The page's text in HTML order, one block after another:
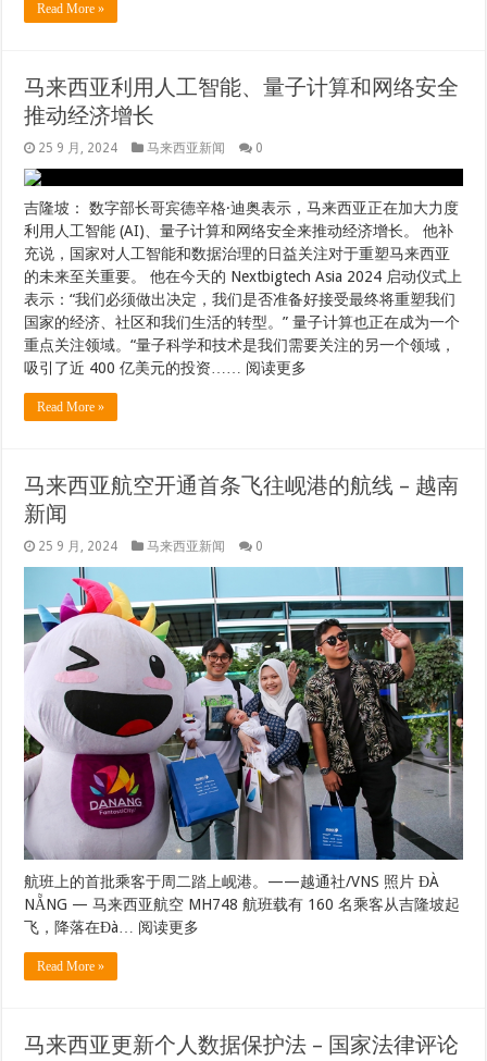
Read More »
马来西亚利用人工智能、量子计算和网络安全
推动经济增长
25 9 月, 2024 马来西亚新闻 0
吉隆坡： 数字部长哥宾德辛格·迪奥表示，马来西亚正在加大力度
利用人工智能 (AI)、量子计算和网络安全来推动经济增长。 他补
充说，国家对人工智能和数据治理的日益关注对于重塑马来西亚
的未来至关重要。 他在今天的 Nextbigtech Asia 2024 启动仪式上
表示：“我们必须做出决定，我们是否准备好接受最终将重塑我们
国家的经济、社区和我们生活的转型。” 量子计算也正在成为一个
重点关注领域。“量子科学和技术是我们需要关注的另一个领域，
吸引了近 400 亿美元的投资…… 阅读更多
Read More »
马来西亚航空开通首条飞往岘港的航线 – 越南
新闻
25 9 月, 2024 马来西亚新闻 0
航班上的首批乘客于周二踏上岘港。——越通社/VNS 照片 ĐÀ
NẴNG — 马来西亚航空 MH748 航班载有 160 名乘客从吉隆坡起
飞，降落在Đà… 阅读更多
Read More »
马来西亚更新个人数据保护法 – 国家法律评论